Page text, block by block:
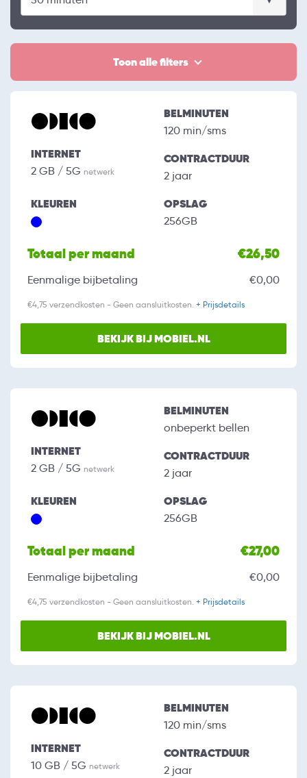
Toon alle filters
INTERNET
2 GB / 5G netwerk
BELMINUTEN
120 min/sms
CONTRACTDUUR
2 jaar
KLEUREN OPSLAG
256GB
Totaal per maand €26,50
Eenmalige bijbetaling €0,00
€4,75 verzendkosten - Geen aansluitkosten. + Prijsdetails
BEKIJK BIJ MOBIEL.NL
INTERNET
2 GB / 5G netwerk
BELMINUTEN
onbeperkt bellen
CONTRACTDUUR
2 jaar
KLEUREN OPSLAG
256GB
Totaal per maand €27,00
Eenmalige bijbetaling €0,00
€4,75 verzendkosten - Geen aansluitkosten. + Prijsdetails
BEKIJK BIJ MOBIEL.NL
INTERNET
10 GB / 5G netwerk
BELMINUTEN
120 min/sms
CONTRACTDUUR
2 jaar